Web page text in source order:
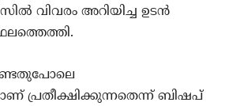
വിവരം അറിയിച്ച ഉടന്‍
പ്രതീക്ഷിക്കുന്നതെന്ന് ബിഷപ്